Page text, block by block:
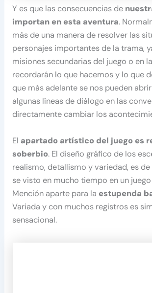
Y es que las consecuencias de
importan en esta aventura.
más de una manera de resolver las
personajes importantes de la trama,
misiones secundarias del juego o en
recordarán lo que hacemos y lo que
que más adelante se nos pueden
algunas líneas de diálogo en las
directamente cambiar los
El apartado artístico del juego es
soberbio. El diseño gráfico de los
realismo, detallismo y variedad, es
se visto en mucho tiempo en un
Mención aparte para la estupenda
Variada y con muchos registros es
sensacional.